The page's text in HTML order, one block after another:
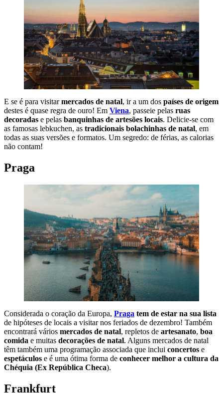
E se é para visitarmercados de natal, ir a um dos países de origem
destes é quase regra de ouro! Em Viena, passeie pelas ruas
decoradas e pelas banquinhas de artesões locais. Delicie-se com
as famosas lebkuchen, as tradicionais bolachinhas de natal, em
todas as suas versões e formatos. Um segredo: de férias, as calorias
não contam!
Praga
Considerada o coração da Europa, Praga tem de estar na sua lista
de hipóteses de locais a visitar nos feriados de dezembro! Também
encontrará vários mercados de natal, repletos de artesanato, boa
comida e muitas decorações de natal. Alguns mercados de natal
têm também uma programação associada que inclui concertos e
espetáculos e é uma ótima forma de conhecer melhor a cultura da
Chéquia (Ex República Checa).
Frankfurt